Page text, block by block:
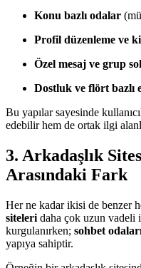
Konu bazlı odalar
Profil düzenleme ve
Özel mesaj ve grup
Dostluk ve flört bazlı
Bu yapılar sayesinde
edebilir hem de ortak ilgi
3. Arkadaşlık
Arasındaki Fark
Her ne kadar ikisi de benzer
siteleri daha çok uzun vadeli
kurgulanırken; sohbet
yapıya sahiptir.